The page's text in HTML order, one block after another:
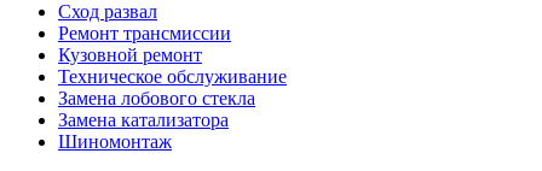
Сход развал
Ремонт трансмиссии
Кузовной ремонт
Техническое обслуживание
Замена лобового стекла
Замена катализатора
Шиномонтаж